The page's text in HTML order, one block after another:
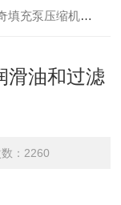
压缩机更换润滑油和过滤器
滑油和过滤
：2260